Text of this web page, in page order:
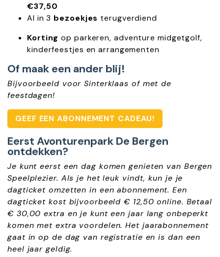
€37,50
Al in 3 bezoekjes terugverdiend
Korting op parkeren, adventure midgetgolf,
kinderfeestjes en arrangementen
Of maak een ander blij!
Bijvoorbeeld voor Sinterklaas of met de
feestdagen!
GEEF EEN ABONNEMENT CADEAU!
Eerst Avonturenpark De Bergen
ontdekken?
Je kunt eerst een dag komen genieten van Bergen
Speelplezier. Als je het leuk vindt, kun je je
dagticket omzetten in een abonnement. Een
dagticket kost bijvoorbeeld € 12,50 online. Betaal
€ 30,00 extra en je kunt een jaar lang onbeperkt
komen met extra voordelen. Het jaarabonnement
gaat in op de dag van registratie en is dan een
heel jaar geldig.